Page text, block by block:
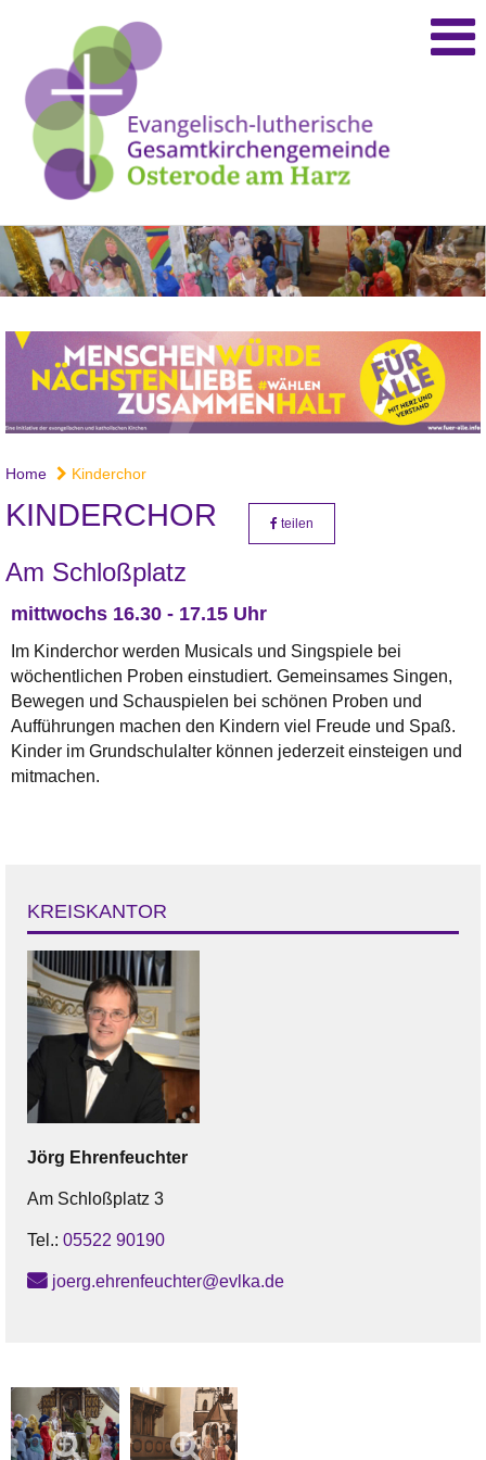
Home Kinderchor
KINDERCHOR teilen
Am Schloßplatz
mittwochs 16.30 - 17.15 Uhr
Im Kinderchor werden Musicals und Singspiele bei
wöchentlichen Proben einstudiert. Gemeinsames Singen,
Bewegen und Schauspielen bei schönen Proben und
Aufführungen machen den Kindern viel Freude und Spaß.
Kinder im Grundschulalter können jederzeit einsteigen und
mitmachen.
KREISKANTOR
Jörg Ehrenfeuchter
Am Schloßplatz 3
Tel.: 05522 90190
joerg.ehrenfeuchter@evlka.de